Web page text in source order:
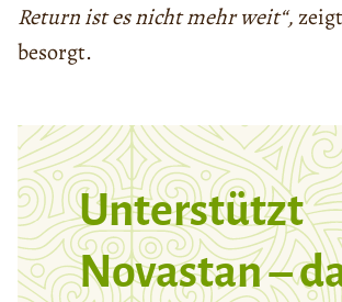
Return ist es nicht mehr weit“,
besorgt.
Unterstützt
Novastan –